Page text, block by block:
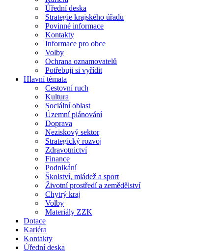
Úřední deska
Strategie krajského úřadu
Povinné informace
Kontakty
Informace pro obce
Volby
Ochrana oznamovatelů
Potřebuji si vyřídit
Hlavní témata
Cestovní ruch
Kultura
Sociální oblast
Územní plánování
Doprava
Neziskový sektor
Strategický rozvoj
Zdravotnictví
Finance
Podnikání
Školství, mládež a sport
Životní prostředí a zemědělství
Chytrý kraj
Volby
Materiály ZZK
Dotace
Kariéra
Kontakty
Úřední deska